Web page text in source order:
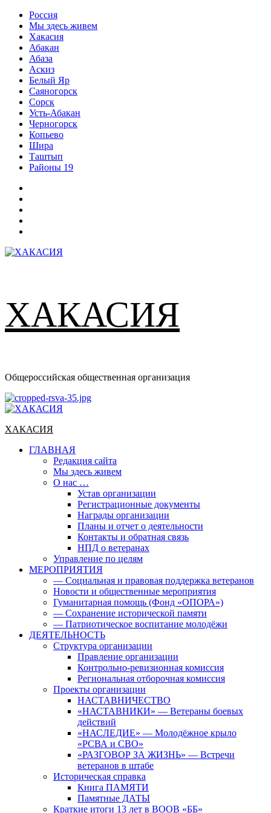
Перейти
содержимому
Россия
Мы здесь живем
Хакасия
Абакан
Абаза
Аскиз
Белый Яр
Саяногорск
Сорск
Усть-Абакан
Черногорск
Копьево
Шира
Таштып
Районы 19
ХАКАСИЯ
Общероссийская общественная организация
Основное
ХАКАСИЯ
ГЛАВНАЯ
Редакция сайта
Мы здесь живем
О нас …
Устав организации
Регистрационные документы
Награды организации
Планы и отчет о деятельности
Контакты и обратная связь
НПД о ветеранах
Управление по целям
МЕРОПРИЯТИЯ
— Социальная и правовая поддержка ветеранов
Новости и общественные мероприятия
Гуманитарная помощь (Фонд «ОПОРА»)
— Сохранение исторической памяти
— Патриотическое воспитание молодёжи
ДЕЯТЕЛЬНОСТЬ
Структура организации
Правление организации
Контрольно-ревизионная комиссия
Региональная отборочная комиссия
Проекты организации
НАСТАВНИЧЕСТВО
«НАСТАВНИКИ» — Ветераны боевых
действий
«НАСЛЕДИЕ» — Молодёжное крыло
«РСВА и СВО»
«РАЗГОВОР ЗА ЖИЗНЬ» — Встречи
ветеранов в штабе
Историческая справка
Книга ПАМЯТИ
Памятные ДАТЫ
Краткие итоги 13 лет в ВООВ «ББ»